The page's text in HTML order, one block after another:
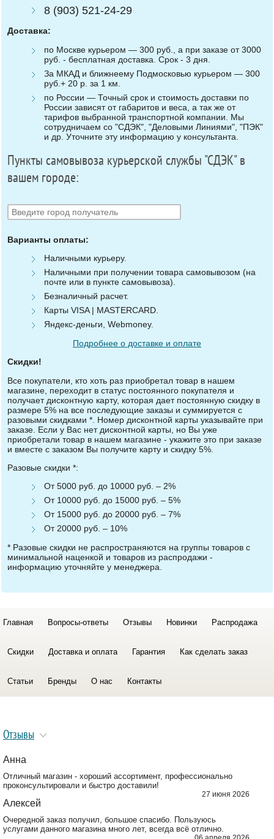
8 (903) 521-24-29
Доставка:
по Москве курьером — 300 руб., а при заказе от 3000
руб. - бесплатная доставка. Срок - 3 дня.
За МКАД и ближнеему Подмосковью курьером — 300
руб.+ 20 р. за 1 км.
по России — Точный срок и стоимость доставки по
России зависят от габаритов и веса, а так же от
тарифов выбранной транспортной компании. Мы
сотрудничаем со "СДЭК", "Деловыми Линиями", "ПЭК"
и др. Уточните эту информацию у консультанта.
Пункты самовывоза курьерской службы "СДЭК" в
вашем городе:
Варианты оплаты:
Наличными курьеру.
Наличными при получении товара самовывозом (на
почте или в пункте самовывоза).
Безналичный расчет.
Карты VISA | MASTERCARD.
Яндекс-деньги, Webmoney.
Подробнее о доставке и оплате
Скидки!
Все покупатели, кто хоть раз приобретал товар в нашем
магазине, переходит в статус постоянного покупателя и
получает дисконтную карту, которая дает постоянную скидку в
размере 5% на все последующие заказы и суммируется с
разовыми скидками *. Номер дисконтной карты указывайте при
заказе. Если у Вас нет дисконтной карты, но Вы уже
приобретали товар в нашем магазине - укажите это при заказе
и вместе с заказом Вы получите карту и скидку 5%.
Разовые скидки *:
От 5000 руб. до 10000 руб. – 2%
От 10000 руб. до 15000 руб. – 5%
От 15000 руб. до 20000 руб. – 7%
От 20000 руб. – 10%
* Разовые скидки не распространяются на группы товаров с
минимальной наценкой и товаров из распродажи -
информацию уточняйте у менеджера.
Главная Вопросы-ответы Отзывы Новинки Распродажа
Скидки Доставка и оплата Гарантия Как сделать заказ
Статьи Бренды О нас Контакты
Отзывы
Анна
Отличный магазин - хороший ассортимент, профессионально
проконсультировали и быстро доставили!
27 июня 2026
Алексей
Очередной заказ получил, большое спасибо. Пользуюсь
услугами данного магазина много лет, всегда всё отлично.